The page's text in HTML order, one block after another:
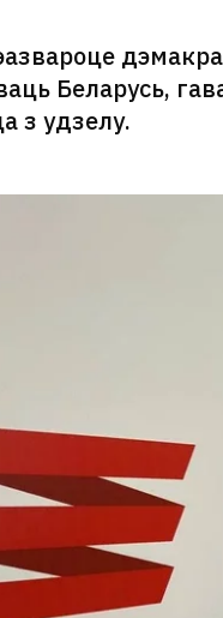
Беларусь,
з удзелу.